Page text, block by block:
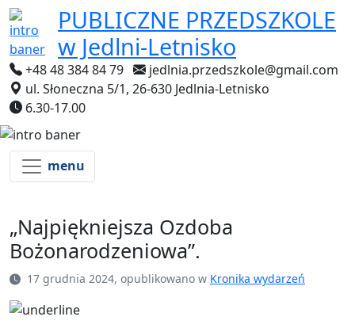
PUBLICZNE PRZEDSZKOLE
w Jedlni-Letnisko
+48 48 384 84 79
jedlnia.przedszkole@gmail.com
ul. Słoneczna 5/1, 26-630 Jedlnia-Letnisko
6.30-17.00
menu
„Najpiękniejsza Ozdoba
Bożonarodzeniowa”.
17 grudnia 2024, opublikowano w Kronika wydarzeń